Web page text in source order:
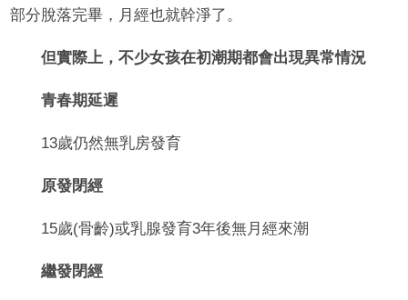
部分脫落完畢，月經也就幹淨了。
但實際上，不少女孩在初潮期都會出現異常情況
青春期延遲
13歲仍然無乳房發育
原發閉經
15歲(骨齡)或乳腺發育3年後無月經來潮
繼發閉經